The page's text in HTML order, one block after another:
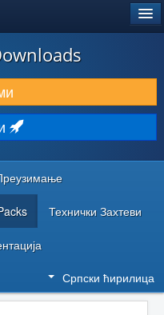
Технички Захтеви
Српски ћирилица